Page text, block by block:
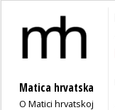
Matica hrvatska
O Matici hrvatskoj